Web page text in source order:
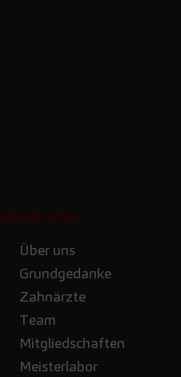
ÜBER UNS
Über uns
Grundgedanke
Zahnärzte
Team
Mitgliedschaften
Meisterlabor